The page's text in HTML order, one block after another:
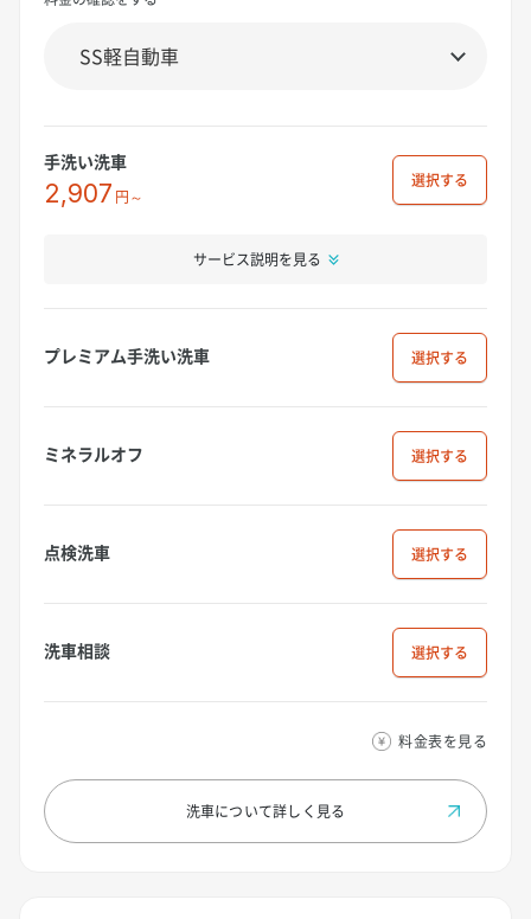
手洗い洗車
2,907 円～
選択
サービス説明を見る
プレミアム手洗い洗車 選択
ミネラルオフ 選択
点検洗車 選択
洗車相談 選択
料金表を見る
洗車について詳しく見る